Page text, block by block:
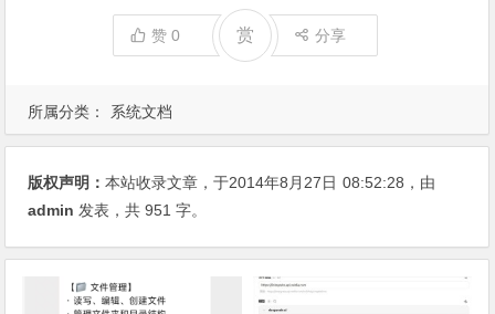
所属分类： 系统文档
赞0 赏 分享
版权声明：本站收录文章，于2014年8月27日 08:52:28 ，由
admin 发表，共 951 字。